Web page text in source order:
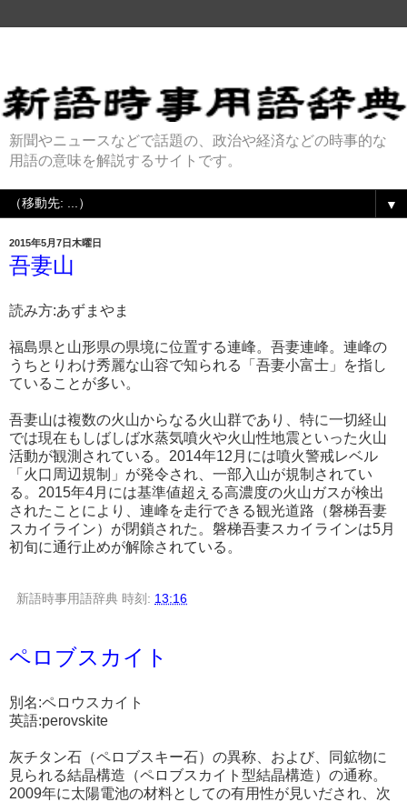
新聞やニュースなどで話題の、政治や経済などの時事的な
用語の意味を解説するサイトです。
▼
2015年5月7日木曜日
吾妻山
読み方:あずまやま
福島県と山形県の県境に位置する連峰。吾妻連峰。連峰の
うちとりわけ秀麗な山容で知られる「吾妻小富士」を指し
ていることが多い。
吾妻山は複数の火山からなる火山群であり、特に一切経山
では現在もしばしば水蒸気噴火や火山性地震といった火山
活動が観測されている。2014年12月には噴火警戒レベル
「火口周辺規制」が発令され、一部入山が規制されてい
る。2015年4月には基準値超える高濃度の火山ガスが検出
されたことにより、連峰を走行できる観光道路（磐梯吾妻
スカイライン）が閉鎖された。磐梯吾妻スカイラインは5月
初旬に通行止めが解除されている。
新語時事用語辞典 時刻: 13:16
ペロブスカイト
別名:ペロウスカイト
英語:perovskite
灰チタン石（ペロブスキー石）の異称、および、同鉱物に
見られる結晶構造（ペロブスカイト型結晶構造）の通称。
2009年に太陽電池の材料としての有用性が見いだされ、次